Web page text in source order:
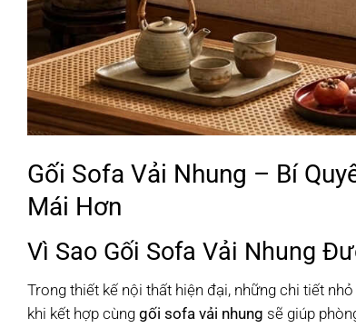
Gối Sofa Vải Nhung – Bí
Mái Hơn
Vì Sao Gối Sofa Vải Nhung
Trong thiết kế nội thất hiện đại, những chi tiết
khi kết hợp cùng gối sofa vải nhung sẽ giúp